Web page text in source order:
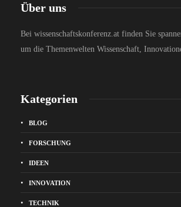
Über uns
Bei wissenschaftskonferenz.at finden Sie
um die Themenwelten Wissenschaft,
Kategorien
BLOG
FORSCHUNG
IDEEN
INNOVATION
TECHNIK